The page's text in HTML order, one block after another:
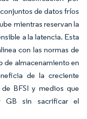
de datos fríos
mientras reservan la
a la latencia. Esta
con las normas de
de almacenamiento en
de la creciente
BFSI y medios que
GB sin sacrificar el